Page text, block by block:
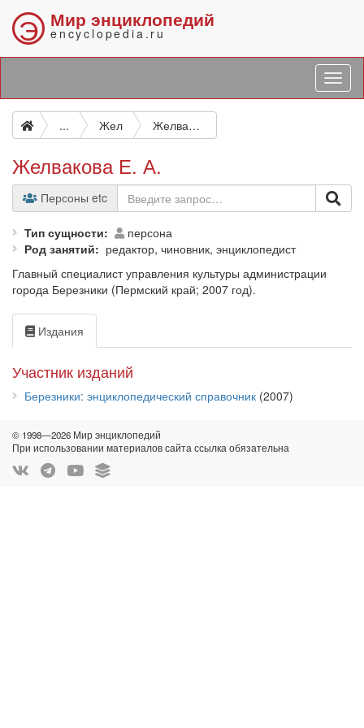
Э Мир энциклопедий
encyclopedia.ru
... Жел Желвакова Е. А.
Желвакова Е. А.
Персоны etc
Тип сущности
персона
Род занятий
редактор, чиновник, энциклопедист
Главный специалист управления культуры администрации
города Березники (Пермский край; 2007 год).
Издания
Участник изданий
Березники: энциклопедический справочник (2007)
© 1998—2026 Мир энциклопедий
При использовании материалов сайта ссылка обязательна